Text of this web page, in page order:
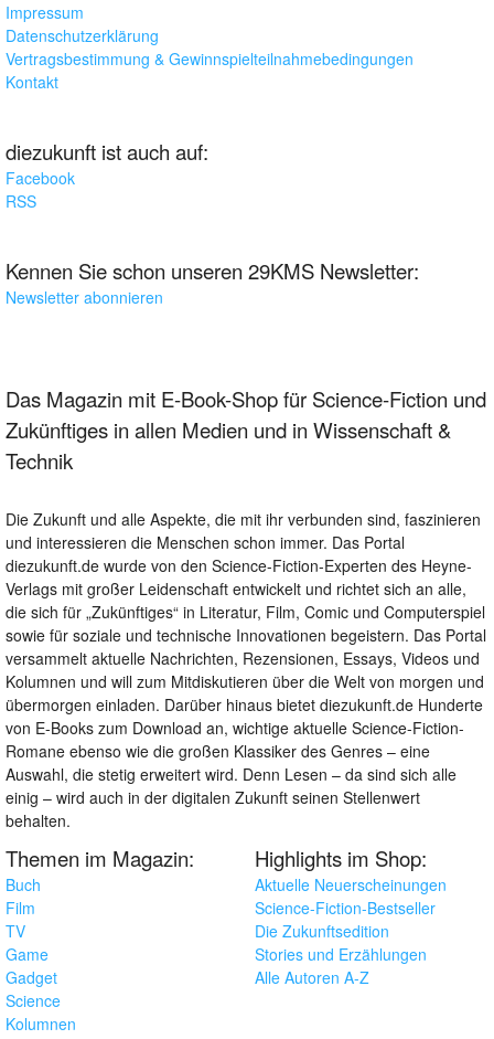
Impressum
Datenschutzerklärung
Vertragsbestimmung & Gewinnspielteilnahmebedingungen
Kontakt
diezukunft ist auch auf:
Facebook
RSS
Kennen Sie schon unseren 29KMS Newsletter:
Newsletter abonnieren
Das Magazin mit E-Book-Shop für Science-Fiction und
Zukünftiges in allen Medien und in Wissenschaft &
Technik
Die Zukunft und alle Aspekte, die mit ihr verbunden sind, faszinieren
und interessieren die Menschen schon immer. Das Portal
diezukunft.de wurde von den Science-Fiction-Experten des Heyne-
Verlags mit großer Leidenschaft entwickelt und richtet sich an alle,
die sich für „Zukünftiges“ in Literatur, Film, Comic und Computerspiel
sowie für soziale und technische Innovationen begeistern. Das Portal
versammelt aktuelle Nachrichten, Rezensionen, Essays, Videos und
Kolumnen und will zum Mitdiskutieren über die Welt von morgen und
übermorgen einladen. Darüber hinaus bietet diezukunft.de Hunderte
von E-Books zum Download an, wichtige aktuelle Science-Fiction-
Romane ebenso wie die großen Klassiker des Genres – eine
Auswahl, die stetig erweitert wird. Denn Lesen – da sind sich alle
einig – wird auch in der digitalen Zukunft seinen Stellenwert
behalten.
Themen im Magazin:
Buch
Film
TV
Game
Gadget
Science
Kolumnen
Highlights im Shop:
Aktuelle Neuerscheinungen
Science-Fiction-Bestseller
Die Zukunftsedition
Stories und Erzählungen
Alle Autoren A-Z